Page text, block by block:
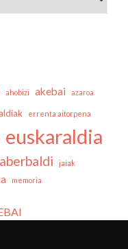
ahobizi akebai azaroa
errenta aitorpena
euskaraldia
jaiak
memoria